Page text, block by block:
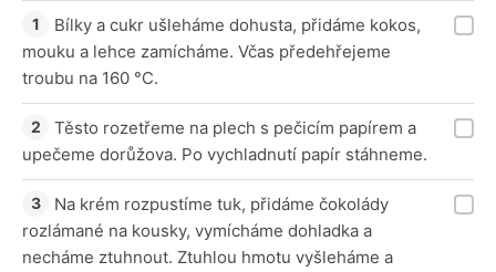
Bílky a cukr ušleháme dohusta, přidáme kokos,
mouku a lehce zamícháme. Včas předehřejeme
troubu na 160 °C.
Těsto rozetřeme na plech s pečicím papírem a
upečeme dorůžova. Po vychladnutí papír stáhneme.
Na krém rozpustíme tuk, přidáme čokolády
rozlámané na kousky, vymícháme dohladka a
necháme ztuhnout. Ztuhlou hmotu vyšleháme a